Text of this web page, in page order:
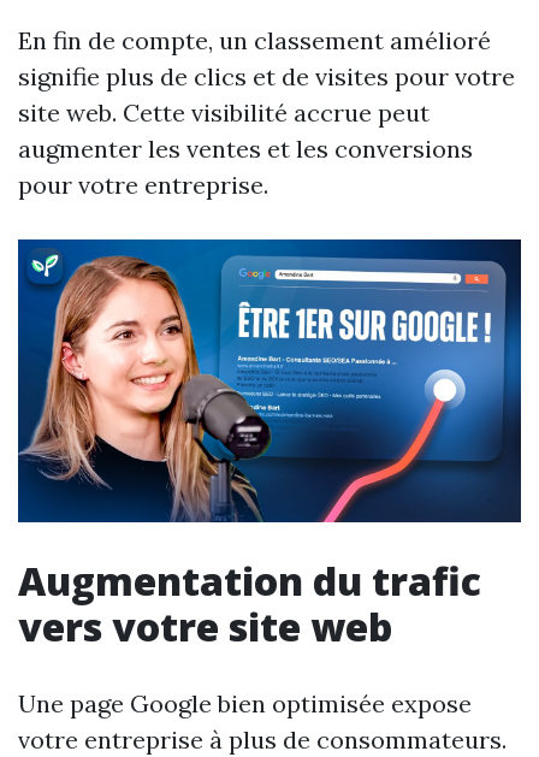
En fin de compte, un classement amélioré
signifie plus de clics et de visites pour votre
site web. Cette visibilité accrue peut
augmenter les ventes et les conversions
pour votre entreprise.
Augmentation du trafic
vers votre site web
Une page Google bien optimisée expose
votre entreprise à plus de consommateurs.